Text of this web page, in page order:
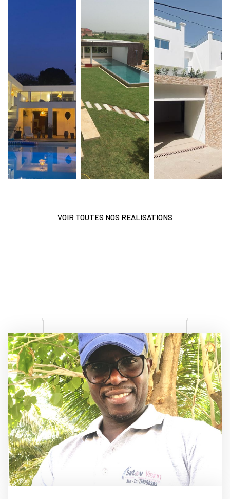
VOIR TOUTES NOS REALISATIONS